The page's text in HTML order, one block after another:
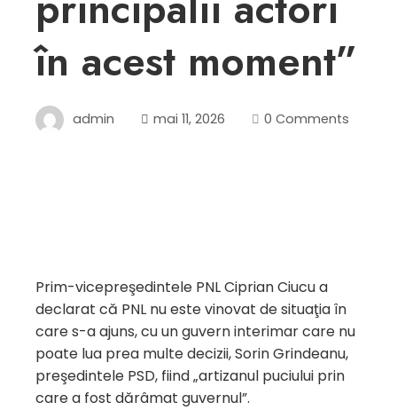
în acest moment”
admin mai 11, 2026 0 Comments
Prim-vicepreşedintele PNL Ciprian Ciucu a
declarat că PNL nu este vinovat de situaţia în
care s-a ajuns, cu un guvern interimar care nu
poate lua prea multe decizii, Sorin Grindeanu,
preşedintele PSD, fiind „artizanul puciului prin
care a fost dărâmat guvernul”.